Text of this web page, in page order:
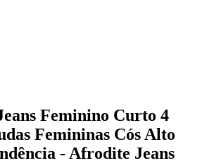
Feminino Curto 4
Femininas Cós Alto
- Afrodite Jeans